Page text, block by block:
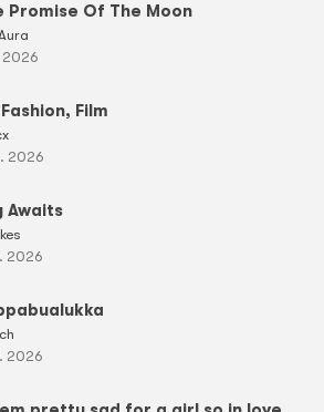
Promise Of The Moon
2026
Film
2026
Awaits
2026
2026